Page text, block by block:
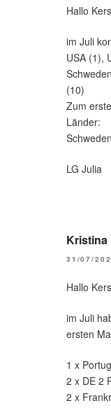
Hallo
im Juli
USA (1),
(10)
Zum
Länder:
LG Julia
Kristina
31/07/
Hallo
im Juli
ersten
1 x
2 x DE 2
2 x